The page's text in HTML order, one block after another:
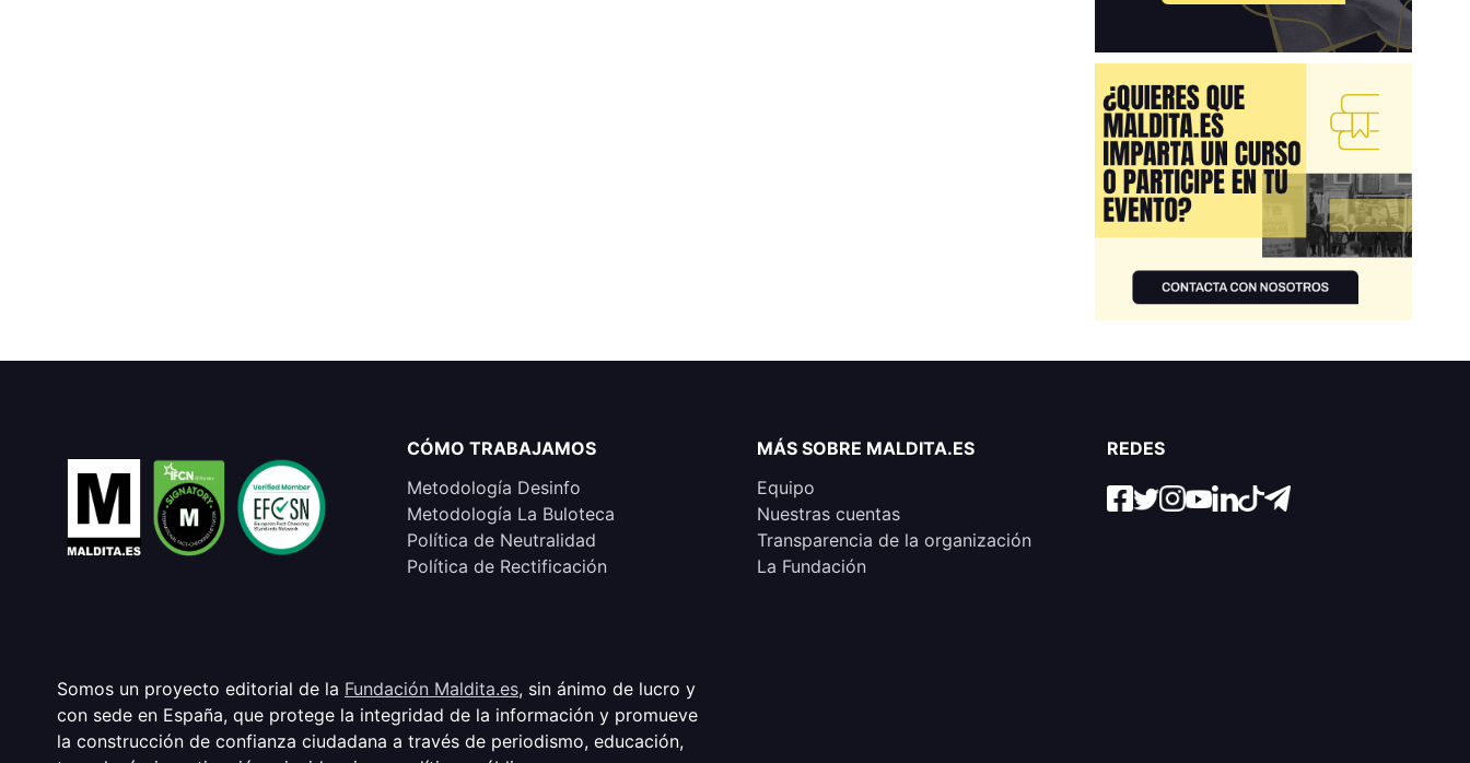
CÓMO TRABAJAMOS
Metodología Desinfo
Metodología La Buloteca
Política de Neutralidad
Política de Rectificación
MÁS SOBRE MALDITA.ES
Equipo
Nuestras cuentas
Transparencia de la organización
La Fundación
REDES
Somos un proyecto editorial de la Fundación Maldita.es, sin ánimo de lucro y
con sede en España, que protege la integridad de la información y promueve
la construcción de confianza ciudadana a través de periodismo, educación,